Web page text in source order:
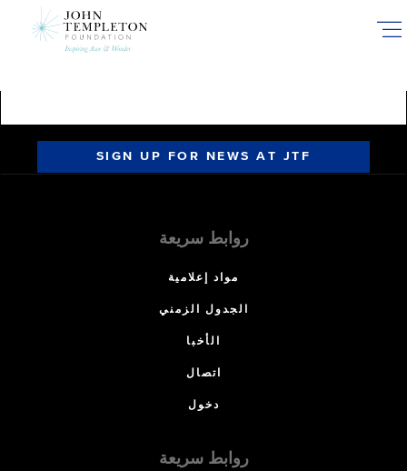
SIGN UP FOR NEWS AT JTF
روابط سريعة
مواد إعلامية
الجدول الزمني
الأخبا
اتصال
دخول
روابط سريعة